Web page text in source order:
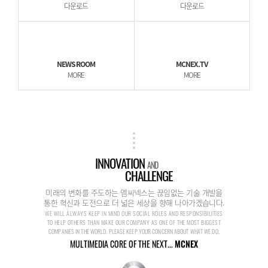
다운로드
다운로드
NEWS ROOM
MORE
MCNEX.TV
MORE
INNOVATIONAND
CHALLENGE
미래의 변화를 주도하는 엠씨넥스는 끊임없는 기술 개발을
통한 혁신과 도전으로 더 넓은 세상을 향해 나아가겠습니다.
WE WILL ALWAYS KEEP IN MIND OUR SOCIAL ROLES AND RESPONSIBILITIES
TO HELP OTHERS THAN MAKE OUR COMPANY AS ONE OF THE MOST BIGGEST
COMPANIES IN THE WORLD. PLEASE KEEP YOUR CONCERN ABOUT WHAT WE DO.
MULTIMEDIA CORE OF THE NEXT...MCNEX